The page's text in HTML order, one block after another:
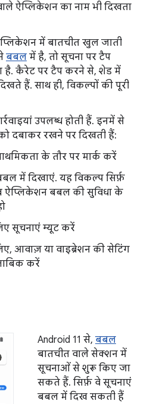
ऐप्लिकेशन का नाम भी दिखता
में बातचीत खुल जाती
बबल में है, तो सूचना पर टैप
कैरेट पर टैप करने से, शेड में
हैं. साथ ही, विकल्पों की पूरी
उपलब्ध होती हैं. इनमें से
दबाकर रखने पर दिखती हैं:
के तौर पर मार्क करें
में दिखाएं. यह विकल्प सिर्फ़
ऐप्लिकेशन बबल की सुविधा के
सूचनाएं म्यूट करें
आवाज़ या वाइब्रेशन की सेटिंग
करें
Android 11 से, बबल
बातचीत वाले सेक्शन में
सूचनाओं से शुरू किए जा
सकते हैं. सिर्फ़ वे सूचनाएं
बबल में दिख सकती हैं